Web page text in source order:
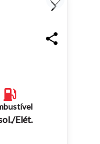
site, utilize os
Elét.